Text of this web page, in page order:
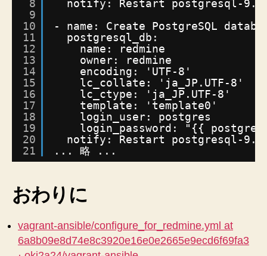
の
ツ
へ
の
8
9
10
11
12
13
14
15
16
17
18
19
20
21
notify: Restart postgresql-9.6
- name: Create PostgreSQL
postgresql_db:
name: redmine
owner: redmine
encoding: 'UTF-8'
lc_collate: 'ja_JP.UTF-8'
lc_ctype: 'ja_JP.UTF-8'
template: 'template0'
login_user: postgres
login_password: "{{
notify: Restart postgresql-9.6
... 略 ...
おわりに
vagrant-ansible/configure_for_redmine.yml at
6a8b09e8d74e8c3920e16e0e2665e9ecd6f69fa3